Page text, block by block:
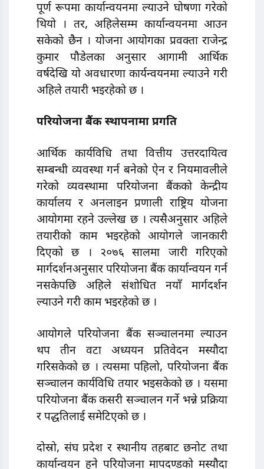
पूर्ण रूपमा कार्यान्वयनमा ल्याउने घोषणा गरेको
थियो । तर, अहिलेसम्म कार्यान्वयनमा आउन
सकेको छैन । योजना आयोगका प्रवक्ता राजेन्द्र
कुमार पौडेलका अनुसार आगामी आर्थिक
वर्षदेखि याे अवधारणा कार्यन्वयनमा ल्याउने गरी
अहिले तयारी भइरहेको छ ।
परियोजना बैंक स्थापनामा प्रगति
आर्थिक कार्यविधि तथा वित्तीय उत्तरदायित्व
सम्बन्धी व्यवस्था गर्न बनेको ऐन र नियमावलीले
गरेको व्यवस्थामा परियोजना बैंकको केन्द्रीय
कार्यालय र अनलाइन प्रणाली राष्ट्रिय योजना
आयोगमा रहने उल्लेख छ । त्यसैअनुसार अहिले
तयारीको काम भइरहेको आयोगले जानकारी
दिएको छ । २०७६ सालमा जारी गरिएको
मार्गदर्शनअनुसार परियोजना बैंक कार्यान्वयन गर्न
नसकेपछि अहिले संशाेधित नयाँ मार्गदर्शन
ल्याउने गरी काम भइरहेको छ ।
आयोगले परियोजना बैंक सञ्चालनमा ल्याउन
थप तीन वटा अध्ययन प्रतिवेदन मस्यौदा
गरिसकेको छ । त्यसमा पहिलो, परियोजना बैंक
सञ्चालन कार्यविधि तयार भइसकेको छ । यसमा
परियोजना बैंक कसरी सञ्चालन गर्ने भन्ने प्रक्रिया
र पद्धतिलाई समेटिएको छ ।
दोस्रो, संघ प्रदेश र स्थानीय तहबाट छनाेट तथा
कार्यान्वयन हुने परियोजना मापदण्डको मस्यौदा